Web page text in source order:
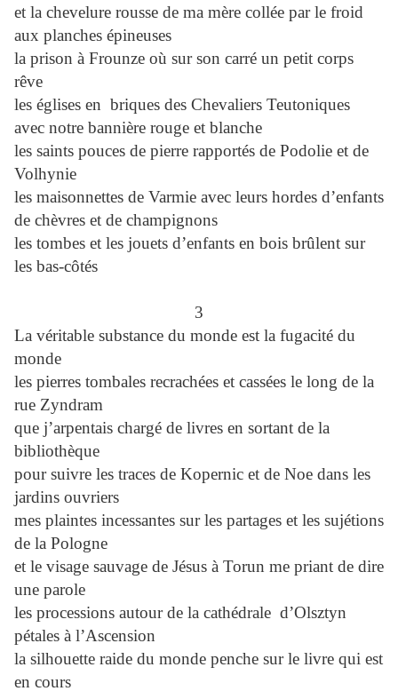
et la chevelure rousse de ma mère collée par le froid
aux planches épineuses
la prison à Frounze où sur son carré un petit corps
rêve
les églises en briques des Chevaliers Teutoniques
avec notre bannière rouge et blanche
les saints pouces de pierre rapportés de Podolie et de
Volhynie
les maisonnettes de Varmie avec leurs hordes d’enfants
de chèvres et de champignons
les tombes et les jouets d’enfants en bois brûlent sur
les bas-côtés
3
La véritable substance du monde est la fugacité du
monde
les pierres tombales recrachées et cassées le long de la
rue Zyndram
que j’arpentais chargé de livres en sortant de la
bibliothèque
pour suivre les traces de Kopernic et de Noe dans les
jardins ouvriers
mes plaintes incessantes sur les partages et les sujétions
de la Pologne
et le visage sauvage de Jésus à Torun me priant de dire
une parole
les processions autour de la cathédrale d’Olsztyn
pétales à l’Ascension
la silhouette raide du monde penche sur le livre qui est
en cours